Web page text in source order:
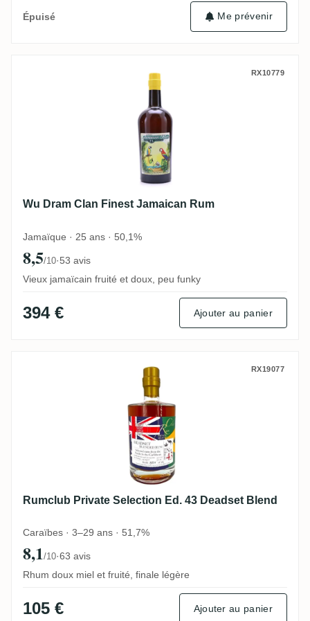
Épuisé Me prévenir
Wu Dram Clan Finest Jamaican Rum
RX10779
Wu Dram Clan Finest Jamaican Rum
Jamaïque · 25 ans · 50,1%
8,5/10·53 avis
Vieux jamaïcain fruité et doux, peu funky
394 € Ajouter au panier
Rumclub Private Selection Ed. 43RX19077
Rumclub Private Selection Ed. 43 Deadset Blend
Caraïbes · 3–29 ans · 51,7%
8,1/10·63 avis
Rhum doux miel et fruité, finale légère
105 € Ajouter au panier